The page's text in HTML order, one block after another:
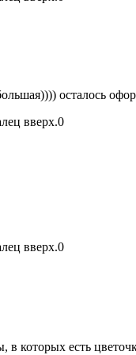
осталось
вверх.0
вверх.0
в которых есть